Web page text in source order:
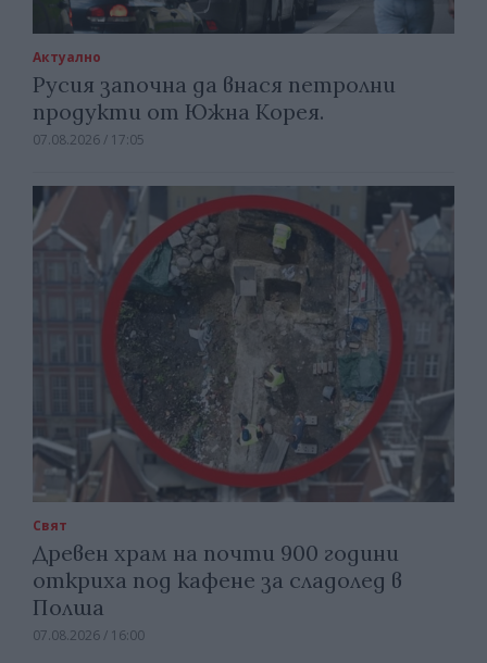
Актуално
Русия започна да внася петролни
продукти от Южна Корея.
07.08.2026 / 17:05
Свят
Древен храм на почти 900 години
откриха под кафене за сладолед в
Полша
07.08.2026 / 16:00